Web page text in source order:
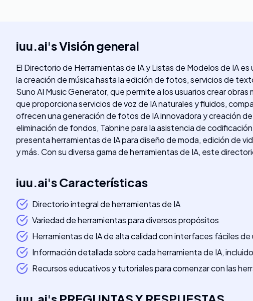
iuu.ai'sVisión general
El Directorio de Herramientas de IA y Listas de Modelos de IA
la creación de música hasta la edición de fotos, servicios de
Suno AI Music Generator, que permite a los usuarios crear
que proporciona servicios de voz de IA naturales y fluidos,
ofrecen una generación de fotos de IA innovadora y creación
eliminación de fondos, Tabnine para la asistencia de
presenta herramientas de IA para diseño de moda, edición de
y más. Con su diversa gama de herramientas de IA, este
iuu.ai'sCaracterísticas
Directorio integral de herramientas de IA
Variedad de herramientas para diversos propósitos
Herramientas de IA de alta calidad con interfaces fáciles de
Información detallada sobre cada herramienta de IA,
Recursos educativos y tutoriales para comenzar con las